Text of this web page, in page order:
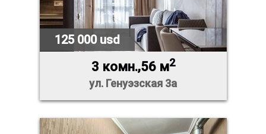
125 000 usd
3 комн.,56 м2
ул. Генуэзская 3а